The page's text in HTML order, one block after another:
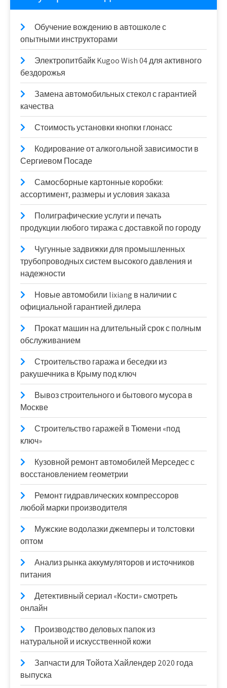
Обучение вождению в автошколе с
опытными инструкторами
Электропитбайк Kugoo Wish 04 для активного
бездорожья
Замена автомобильных стекол с гарантией
качества
Стоимость установки кнопки глонасс
Кодирование от алкогольной зависимости в
Сергиевом Посаде
Самосборные картонные коробки:
ассортимент, размеры и условия заказа
Полиграфические услуги и печать
продукции любого тиража с доставкой по городу
Чугунные задвижки для промышленных
трубопроводных систем высокого давления и
надежности
Новые автомобили lixiang в наличии с
официальной гарантией дилера
Прокат машин на длительный срок с полным
обслуживанием
Строительство гаража и беседки из
ракушечника в Крыму под ключ
Вывоз строительного и бытового мусора в
Москве
Строительство гаражей в Тюмени «под
ключ»
Кузовной ремонт автомобилей Мерседес с
восстановлением геометрии
Ремонт гидравлических компрессоров
любой марки производителя
Мужские водолазки джемперы и толстовки
оптом
Анализ рынка аккумуляторов и источников
питания
Детективный сериал «Кости» смотреть
онлайн
Производство деловых папок из
натуральной и искусственной кожи
Запчасти для Тойота Хайлендер 2020 года
выпуска